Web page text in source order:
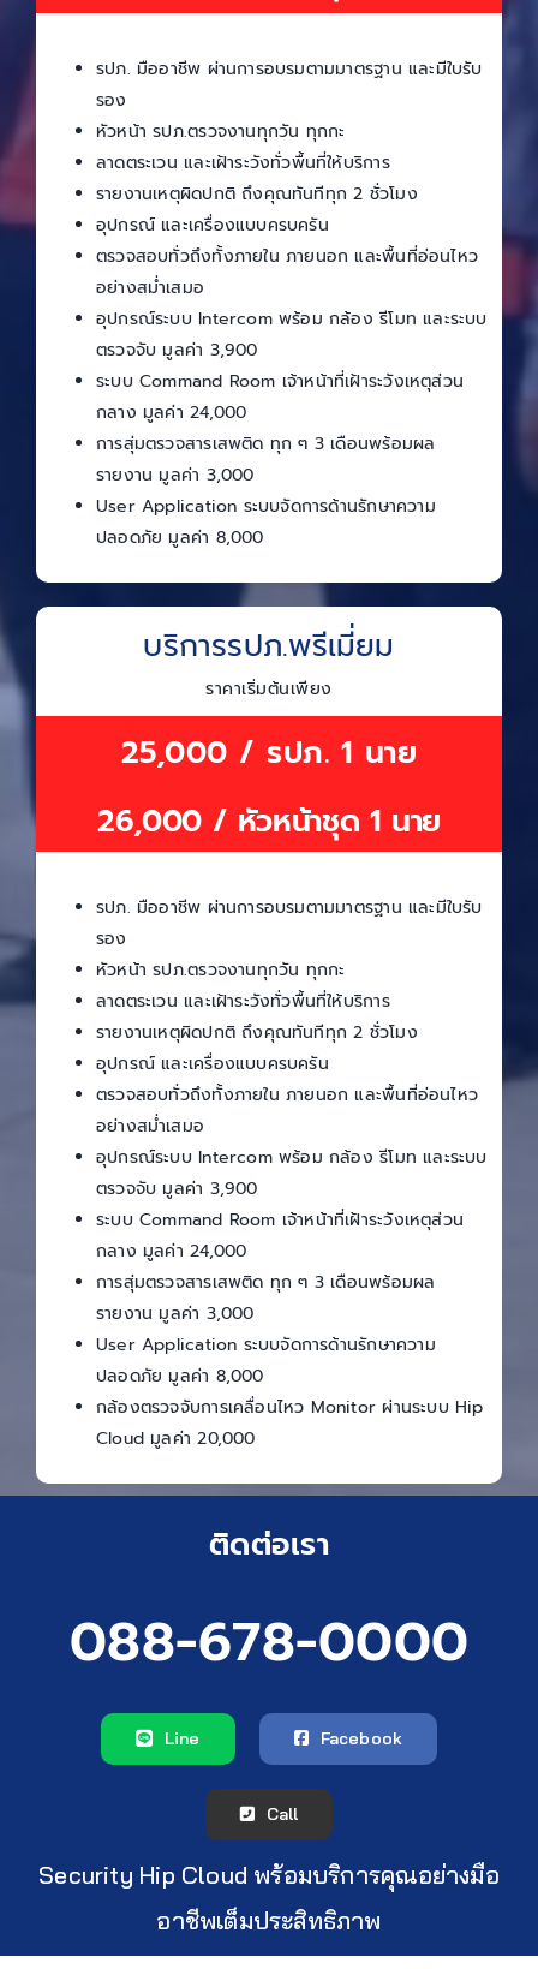
รปภ. มืออาชีพ ผ่านการอบรมตามมาตรฐาน และมีใบรับ
รอง
หัวหน้า รปภ.ตรวจงานทุกวัน ทุกกะ
ลาดตระเวน และเฝ้าระวังทั่วพื้นที่ให้บริการ
รายงานเหตุผิดปกติ ถึงคุณทันทีทุก 2 ชั่วโมง
อุปกรณ์ และเครื่องแบบครบครัน
ตรวจสอบทั่วถึงทั้งภายใน ภายนอก และพื้นที่อ่อนไหว
อย่างสม่ำเสมอ
อุปกรณ์ระบบ Intercom พร้อม กล้อง รีโมท และระบบ
ตรวจจับ มูลค่า 3,900
ระบบ Command Room เจ้าหน้าที่เฝ้าระวังเหตุส่วน
กลาง มูลค่า 24,000
การสุ่มตรวจสารเสพติด ทุก ๆ 3 เดือนพร้อมผล
รายงาน มูลค่า 3,000
User Application ระบบจัดการด้านรักษาความ
ปลอดภัย มูลค่า 8,000
บริการรปภ.พรีเมี่ยม
ราคาเริ่มต้นเพียง
25,000 / รปภ. 1 นาย
26,000 / หัวหน้าชุด 1 นาย
รปภ. มืออาชีพ ผ่านการอบรมตามมาตรฐาน และมีใบรับ
รอง
หัวหน้า รปภ.ตรวจงานทุกวัน ทุกกะ
ลาดตระเวน และเฝ้าระวังทั่วพื้นที่ให้บริการ
รายงานเหตุผิดปกติ ถึงคุณทันทีทุก 2 ชั่วโมง
อุปกรณ์ และเครื่องแบบครบครัน
ตรวจสอบทั่วถึงทั้งภายใน ภายนอก และพื้นที่อ่อนไหว
อย่างสม่ำเสมอ
อุปกรณ์ระบบ Intercom พร้อม กล้อง รีโมท และระบบ
ตรวจจับ มูลค่า 3,900
ระบบ Command Room เจ้าหน้าที่เฝ้าระวังเหตุส่วน
กลาง มูลค่า 24,000
การสุ่มตรวจสารเสพติด ทุก ๆ 3 เดือนพร้อมผล
รายงาน มูลค่า 3,000
User Application ระบบจัดการด้านรักษาความ
ปลอดภัย มูลค่า 8,000
กล้องตรวจจับการเคลื่อนไหว Monitor ผ่านระบบ Hip
Cloud มูลค่า 20,000
ติดต่อเรา
088-678-0000
Line Facebook
Call
Security Hip Cloud พร้อมบริการคุณอย่างมือ
อาชีพเต็มประสิทธิภาพ